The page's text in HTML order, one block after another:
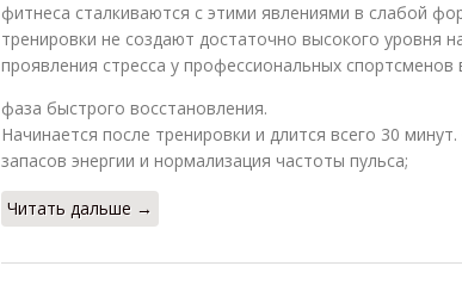
фитнеса сталкиваются с этими явлениями в слабой
тренировки не создают достаточно высокого уровня
проявления стресса у профессиональных
фаза быстрого восстановления.
Начинается после тренировки и длится всего 30
запасов энергии и нормализация частоты пульса;
Читать дальше →